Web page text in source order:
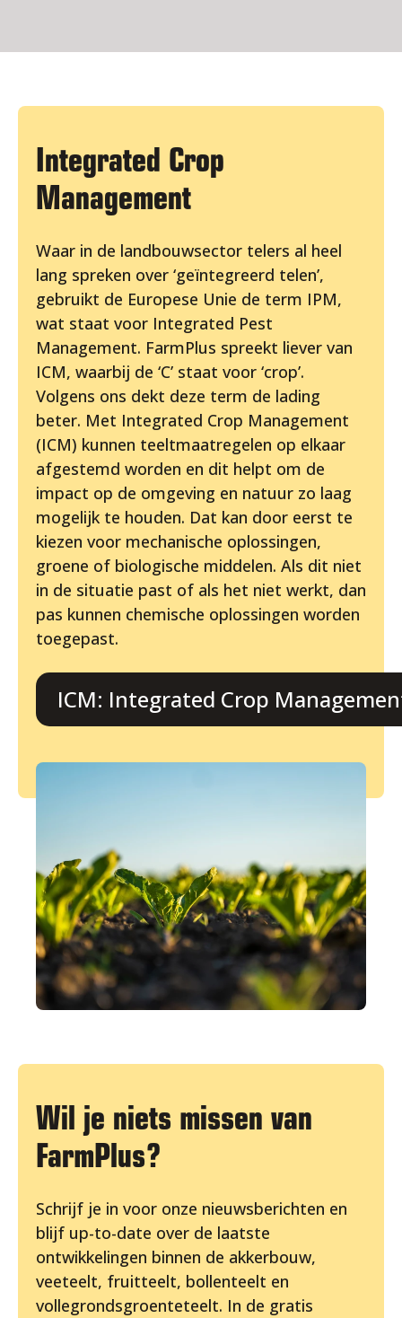
Integrated Crop
Management
Waar in de landbouwsector telers al heel
lang spreken over ‘geïntegreerd telen’,
gebruikt de Europese Unie de term IPM,
wat staat voor Integrated Pest
Management. FarmPlus spreekt liever van
ICM, waarbij de ‘C’ staat voor ‘crop’.
Volgens ons dekt deze term de lading
beter. Met Integrated Crop Management
(ICM) kunnen teeltmaatregelen op elkaar
afgestemd worden en dit helpt om de
impact op de omgeving en natuur zo laag
mogelijk te houden. Dat kan door eerst te
kiezen voor mechanische oplossingen,
groene of biologische middelen. Als dit niet
in de situatie past of als het niet werkt, dan
pas kunnen chemische oplossingen worden
toegepast.
ICM: Integrated Crop
Wil je niets missen van
FarmPlus?
Schrijf je in voor onze nieuwsberichten en
blijf up-to-date over de laatste
ontwikkelingen binnen de akkerbouw,
veeteelt, fruitteelt, bollenteelt en
vollegrondsgroenteteelt. In de gratis